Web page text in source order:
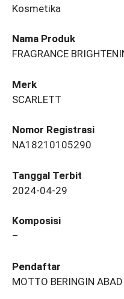
Kosmetika
Nama Produk
FRAGRANCE
Merk
SCARLETT
Nomor Registrasi
NA18210105290
Tanggal Terbit
2024-04-29
Komposisi
–
Pendaftar
MOTTO BERINGIN